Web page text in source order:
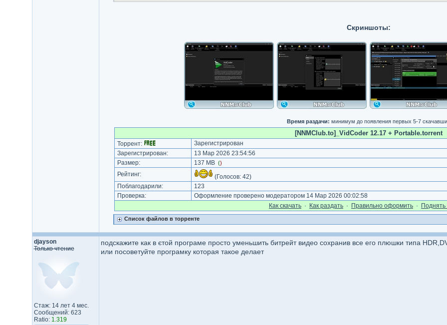
Скриншоты:
Время раздачи: минимум до появления первых 5-7
[NNMClub.to]_VidCoder 12.17 + Portable.torrent
Торрент:
Зарегистрирован
Зарегистрирован:
13 Мар 2026 23:54:56
Размер:
137 MB ()
Рейтинг: (Голосов: 42)
Поблагодарили:
123
Проверка:
Оформление проверено модератором 14 Мар 2026 00:02:58
Как cкачать · Как раздать · Правильно оформить · Поднять
Список файлов в торренте
djayson
Только чтение
Стаж: 14 лет 4 мес.
Сообщений: 623
Ratio: 1.319
подскажите как в єтой програме просто уменьшить битрейт видео сохранив все его плюшки типа
или посоветуйте програмку которая такое делает